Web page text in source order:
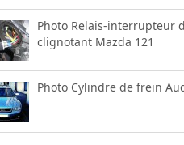
Photo Relais-interrupteur
clignotant Mazda 121
Photo Cylindre de frein